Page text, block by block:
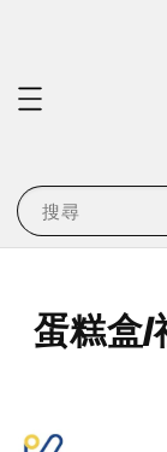
搜尋
蛋糕盒/